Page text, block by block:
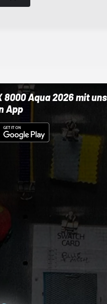
8000 Aqua 2026 mit
App